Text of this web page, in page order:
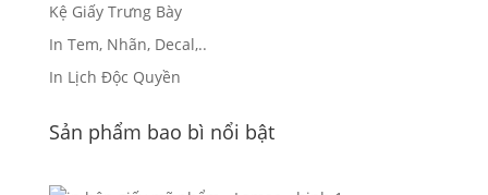
Kệ Giấy Trưng Bày
In Tem, Nhãn, Decal,..
In Lịch Độc Quyền
Sản phẩm bao bì nổi bật